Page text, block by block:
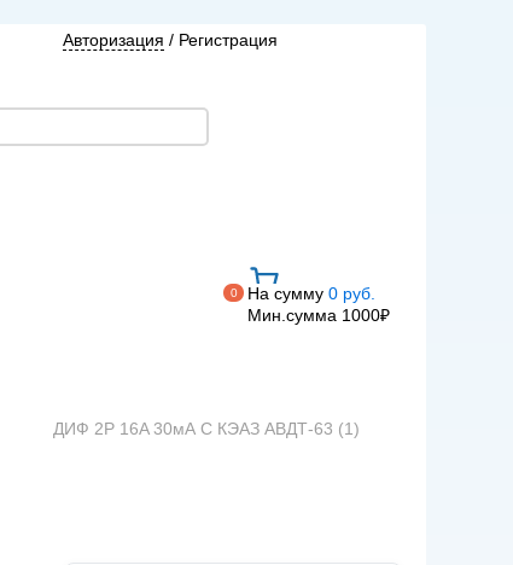
Авторизация / Регистрация
0 На сумму 0 руб.
Мин.сумма 1000₽
ДИФ 2P 16A 30мА C КЭАЗ АВДТ-63 (1)